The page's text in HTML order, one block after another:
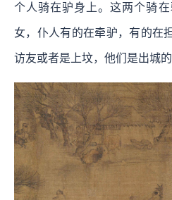
个人骑在驴身上。这两个骑
女，仆人有的在牵驴，有的在
访友或者是上坟，他们是出城的